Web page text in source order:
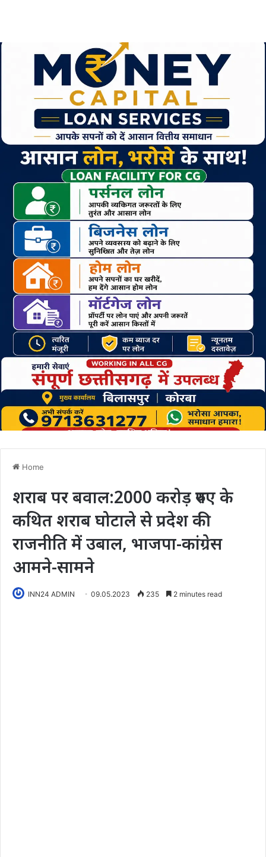
Home
शराब पर बवाल:2000 करोड़ रुपए के
कथित शराब घोटाले से प्रदेश की
राजनीति में उबाल, भाजपा-कांग्रेस
आमने-सामने
INN24 ADMIN 09.05.2023 235 2 minutes read